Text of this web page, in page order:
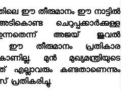
ഈ തീരുമാനം ഈ നാട്ടില്‍
ചെറുപ്പക്കാര്‍ക്കുള്ള
അജയ് ജുവല്‍
തീരുമാനം പ്രതികാര
മുന്‍ മുഖ്യമന്ത്രിയുടെ
എല്ലാവരും കണ്ടതാണെന്നും